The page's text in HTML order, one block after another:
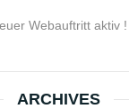
Webauftritt aktiv !
ARCHIVES